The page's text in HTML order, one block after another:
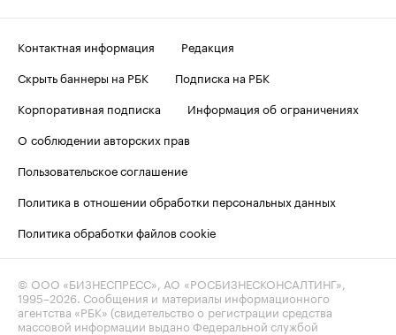
Контактная информация
Редакция
Скрыть баннеры на РБК
Подписка на РБК
Корпоративная подписка
Информация об ограничениях
О соблюдении авторских прав
Пользовательское соглашение
Политика в отношении обработки персональных данных
Политика обработки файлов cookie
© ООО «БИЗНЕСПРЕСС», АО «РОСБИЗНЕСКОНСАЛТИНГ»,
1995–2026 . Сообщения и материалы информационного
агентства «РБК» (свидетельство о регистрации средства
массовой информации выдано Федеральной службой